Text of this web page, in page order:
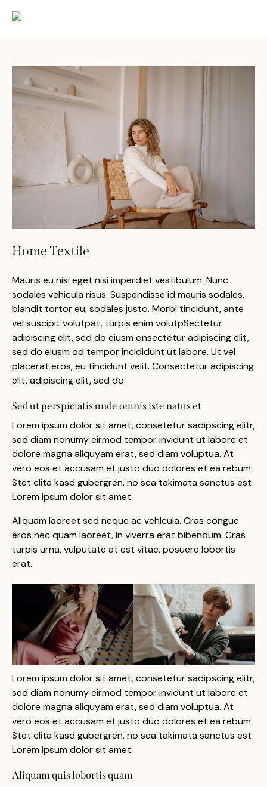
Home Textile
Mauris eu nisi eget nisi imperdiet vestibulum. Nunc
sodales vehicula risus. Suspendisse id mauris sodales,
blandit tortor eu, sodales justo. Morbi tincidunt, ante
vel suscipit volutpat, turpis enim volutpSectetur
adipiscing elit, sed do eiusm onsectetur adipiscing elit,
sed do eiusm od tempor incididunt ut labore. Ut vel
placerat eros, eu tincidunt velit. Consectetur adipiscing
elit, adipiscing elit, sed do.
Sed ut perspiciatis unde omnis iste natus et
Lorem ipsum dolor sit amet, consetetur sadipscing elitr,
sed diam nonumy eirmod tempor invidunt ut labore et
dolore magna aliquyam erat, sed diam voluptua. At
vero eos et accusam et justo duo dolores et ea rebum.
Stet clita kasd gubergren, no sea takimata sanctus est
Lorem ipsum dolor sit amet.
Aliquam laoreet sed neque ac vehicula. Cras congue
eros nec quam laoreet, in viverra erat bibendum. Cras
turpis urna, vulputate at est vitae, posuere lobortis
erat.
Lorem ipsum dolor sit amet, consetetur sadipscing elitr,
sed diam nonumy eirmod tempor invidunt ut labore et
dolore magna aliquyam erat, sed diam voluptua. At
vero eos et accusam et justo duo dolores et ea rebum.
Stet clita kasd gubergren, no sea takimata sanctus est
Lorem ipsum dolor sit amet.
Aliquam quis lobortis quam